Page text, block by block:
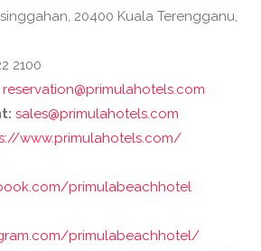
20400 Kuala Terengganu,
2100
reservation@primulahotels.com
sales@primulahotels.com
www.primulahotels.com/
primulabeachhotel
primulabeachhotel/